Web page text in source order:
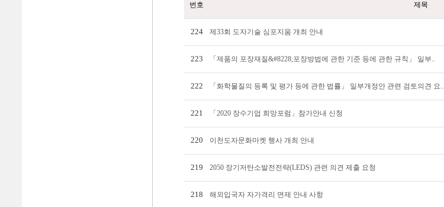
번호 제목
224 제33회 도자기술 심포지움 개최 안내
223 「제품의 포장재질&#8228;포장방법에 관한 기준 등에 관한 규칙」 일부..
222 「화학물질의 등록 및 평가 등에 관한 법률」 일부개정안 관련 검토의견 요..
221 「2020 장수기업 희망포럼」참가안내 신청
220 이천도자문화마켓 행사 개최 안내
219 2050 장기저탄소발전전략(LEDS) 관련 의견 제출 요청
218 해외입국자 자가격리 면제 안내 사항